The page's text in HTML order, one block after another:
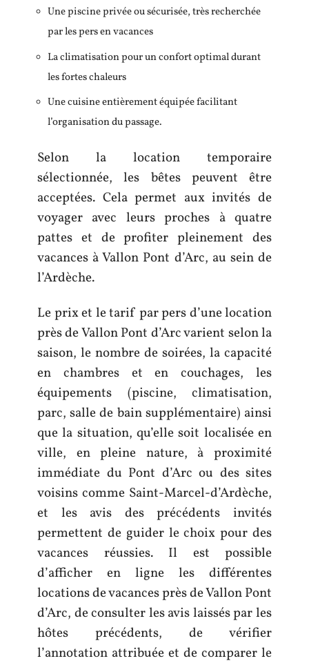
Une piscine privée ou sécurisée, très recherchée
par les pers en vacances
La climatisation pour un confort optimal durant
les fortes chaleurs
Une cuisine entièrement équipée facilitant
l’organisation du passage.
Selon la location temporaire
sélectionnée, les bêtes peuvent être
acceptées. Cela permet aux invités de
voyager avec leurs proches à quatre
pattes et de profiter pleinement des
vacances à Vallon Pont d’Arc, au sein de
l’Ardèche.
Le prix et le tarif par pers d’une location
près de Vallon Pont d’Arc varient selon la
saison, le nombre de soirées, la capacité
en chambres et en couchages, les
équipements (piscine, climatisation,
parc, salle de bain supplémentaire) ainsi
que la situation, qu’elle soit localisée en
ville, en pleine nature, à proximité
immédiate du Pont d’Arc ou des sites
voisins comme Saint-Marcel-d’Ardèche,
et les avis des précédents invités
permettent de guider le choix pour des
vacances réussies. Il est possible
d’afficher en ligne les différentes
locations de vacances près de Vallon Pont
d’Arc, de consulter les avis laissés par les
hôtes précédents, de vérifier
l’annotation attribuée et de comparer le